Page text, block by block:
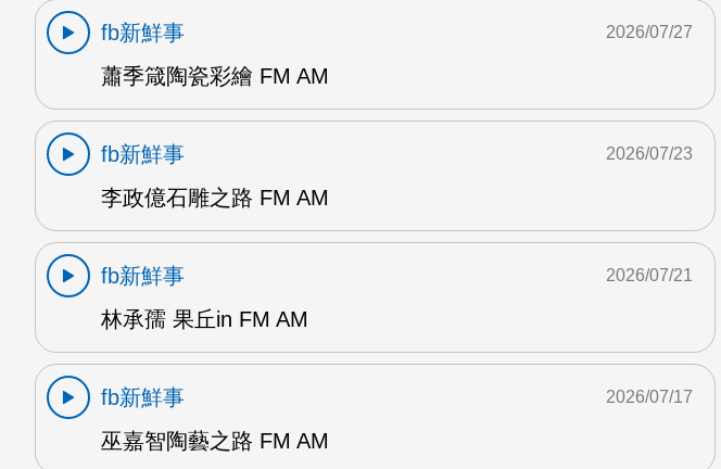
fb新鮮事
蕭季箴陶瓷彩繪 FM AM
2026/07/27
fb新鮮事
李政億石雕之路 FM AM
2026/07/23
fb新鮮事
林承孺 果丘in FM AM
2026/07/21
fb新鮮事
巫嘉智陶藝之路 FM AM
2026/07/17